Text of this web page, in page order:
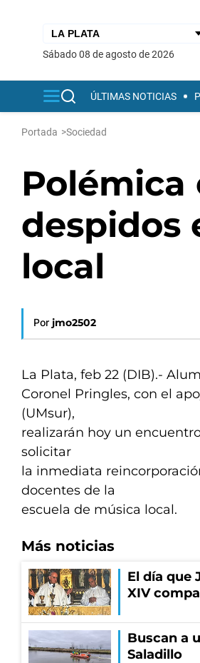
sábado 08 de agosto de 2026
ÚLTIMAS NOTICIAS
Portada >Sociedad
Polémica
despidos
local
Por jmo2502
La Plata, feb 22 (DIB).-
Coronel Pringles, con el
(UMsur),
realizarán hoy un
solicitar
la inmediata
docentes de la
escuela de música local.
Más noticias
El día que
XIV
Buscan a
Saladillo